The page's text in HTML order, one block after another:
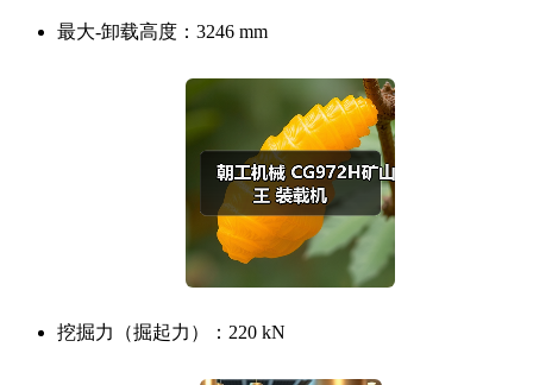
最大-卸载高度： 3246 mm
挖掘力（掘起力）： 220 kN